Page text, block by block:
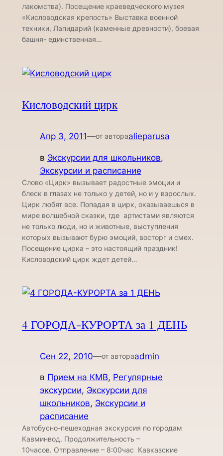
лакомства). Посещение краеведческого музея
«Кисловодская крепость» Выставка военной
техники, Лапидарий (каменные древности), боевая
башня- единственная…
Кисловодский цирк
Апр 3, 2011—от автораalieparusa
в Экскурсии для школьников
Экскурсии и расписание
Слово «Цирк» вызывает радостные эмоции и
блеск в глазах не только у детей, но и у взрослых.
Цирк любят все. Попадая в цирк, оказываешься в
мире волшебной сказки, где артистами являются
не только люди, но и животные, выступления
которых вызывают бурю эмоций, восторг и смех.
Посещение цирка – это настоящий праздник!
Кисловодский цирк ждет детей…
4 ГОРОДА-КУРОРТА за 1 ДЕНЬ
Сен 22, 2010—от автораadmin
в Прием на КМВ, Регулярные
экскурсии, Экскурсии для
школьников, Экскурсии и
расписание
Автобусно-пешеходная экскурсия по городам
Кавминвод. Продолжительность –
10часов. Отправление – 8:00час Кавказские